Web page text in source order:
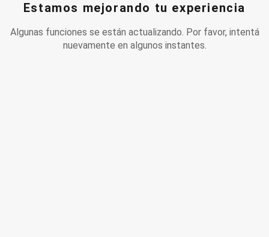
Estamos mejorando tu experiencia
Algunas funciones se están actualizando. Por favor, intentá
nuevamente en algunos instantes.